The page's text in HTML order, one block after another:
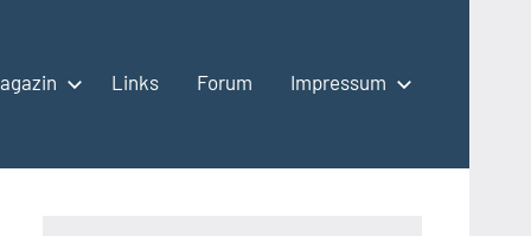
Links Forum Impressum